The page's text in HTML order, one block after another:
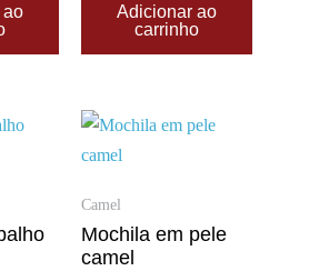
ao
Adicionar ao
carrinho
Camel
Mochila em pele
camel